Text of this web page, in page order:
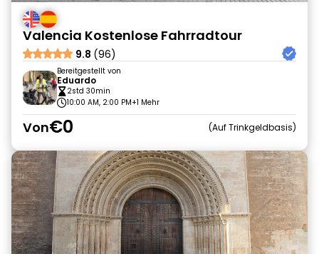
Valencia Kostenlose Fahrradtour
9.8 (96)
Bereitgestellt von
Eduardo
2std 30min
10:00 AM, 2:00 PM+1 Mehr
Von€0 Auf Trinkgeldbasis